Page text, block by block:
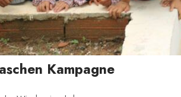
Kampagne